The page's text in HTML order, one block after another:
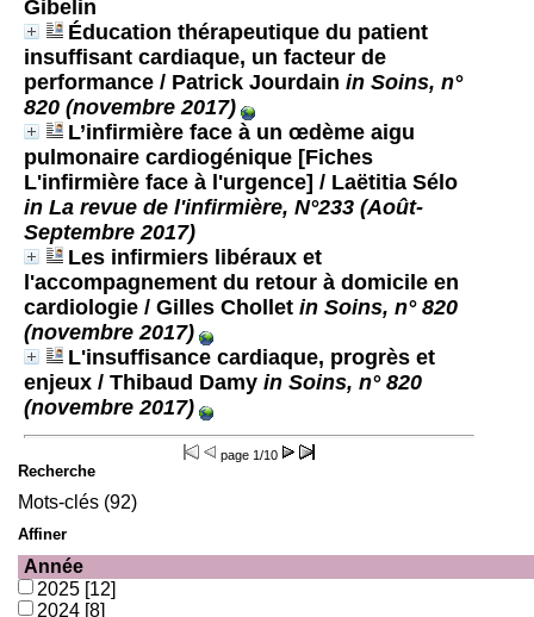
Gibelin
Éducation thérapeutique du patient
insuffisant cardiaque, un facteur de
performance / Patrick Jourdain in Soins, n°
820 (novembre 2017)
L’infirmière face à un œdème aigu
pulmonaire cardiogénique [Fiches
L'infirmière face à l'urgence] / Laëtitia Sélo
in La revue de l'infirmière, N°233 (Août-
Septembre 2017)
Les infirmiers libéraux et
l'accompagnement du retour à domicile en
cardiologie / Gilles Chollet in Soins, n° 820
(novembre 2017)
L'insuffisance cardiaque, progrès et
enjeux / Thibaud Damy in Soins, n° 820
(novembre 2017)
page 1/10
Recherche
Mots-clés (92)
Affiner
Année
2025 [12]
2024 [8]